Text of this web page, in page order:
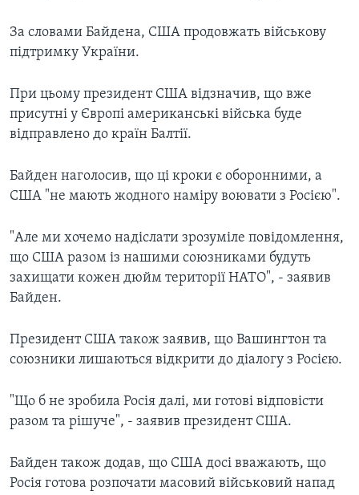
За словами Байдена, США продовжать військову
підтримку України.
При цьому президент США відзначив, що вже
присутні у Європі американські війська буде
відправлено до країн Балтії.
Байден наголосив, що ці кроки є оборонними, а
США "не мають жодного наміру воювати з Росією".
"Але ми хочемо надіслати зрозуміле повідомлення,
що США разом із нашими союзниками будуть
захищати кожен дюйм території НАТО", - заявив
Байден.
Президент США також заявив, що Вашингтон та
союзники лишаються відкрити до діалогу з Росією.
"Що б не зробила Росія далі, ми готові відповісти
разом та рішуче", - заявив президент США.
Байден також додав, що США досі вважають, що
Росія готова розпочати масовий військовий напад